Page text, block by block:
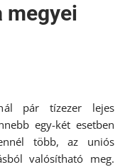
megyei
pár tízezer lejes
egy-két esetben
több, az uniós
valósítható meg.